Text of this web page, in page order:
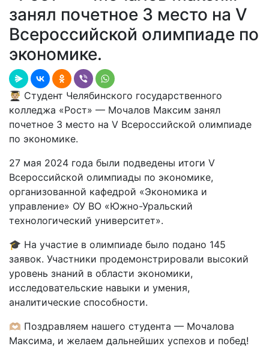
занял почетное 3 место на V
Всероссийской олимпиаде по
экономике.
🧑🏼‍🎓 Студент Челябинского государственного
колледжа «Рост» — Мочалов Максим занял
почетное 3 место на V Всероссийской олимпиаде
по экономике.
27 мая 2024 года были подведены итоги V
Всероссийской олимпиады по экономике,
организованной кафедрой «Экономика и
управление» ОУ ВО «Южно-Уральский
технологический университет».
🎓 На участие в олимпиаде было подано 145
заявок. Участники продемонстрировали высокий
уровень знаний в области экономики,
исследовательские навыки и умения,
аналитические способности.
🫶🏼 Поздравляем нашего студента — Мочалова
Максима, и желаем дальнейших успехов и побед!